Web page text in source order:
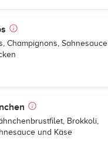
Champignons, Sahnesauce
Brokkoli,
und Käse